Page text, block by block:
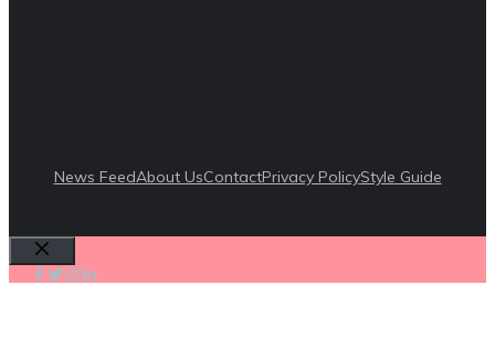
News FeedAbout UsContactPrivacy PolicyStyle Guide
Cerrar